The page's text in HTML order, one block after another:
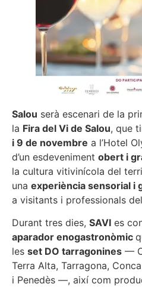
Salou serà escenari de la
la Fira del Vi de Salou, que
i 9 de novembre a l’Hotel
d’un esdeveniment obert i
la cultura vitivinícola del
una experiència sensorial i
a visitants i professionals
Durant tres dies, SAVI es
aparador enogastronòmic
les set DO tarragonines —
Terra Alta, Tarragona,
i Penedès —, així com